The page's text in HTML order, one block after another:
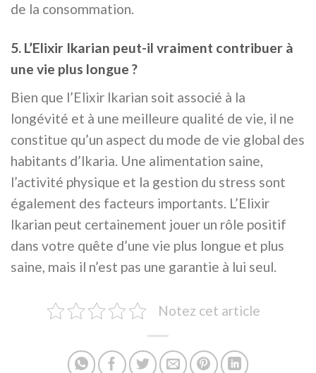
de la consommation.
5. L’Elixir Ikarian peut-il vraiment contribuer à
une vie plus longue ?
Bien que l’Elixir Ikarian soit associé à la
longévité et à une meilleure qualité de vie, il ne
constitue qu’un aspect du mode de vie global des
habitants d’Ikaria. Une alimentation saine,
l’activité physique et la gestion du stress sont
également des facteurs importants. L’Elixir
Ikarian peut certainement jouer un rôle positif
dans votre quête d’une vie plus longue et plus
saine, mais il n’est pas une garantie à lui seul.
Notez cet article